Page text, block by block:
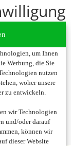
um Ihnen
Werbung, die Sie
nutzen
woher unsere
zu entwickeln.
wir Technologien
und/oder darauf
können wir
dieser Website
die Cookies.
verarbeitet.